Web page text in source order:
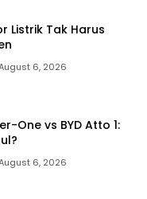
Listrik Tak Harus
6, 2026
One vs BYD Atto 1:
6, 2026